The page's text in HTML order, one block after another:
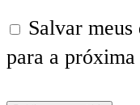
Salvar meus
para a